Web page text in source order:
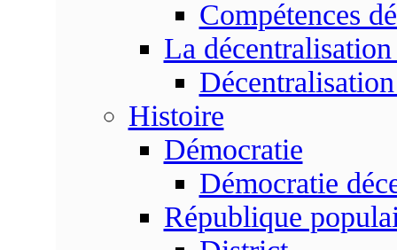
Compétences
La
Histoire
Démocratie
Démocratie
République